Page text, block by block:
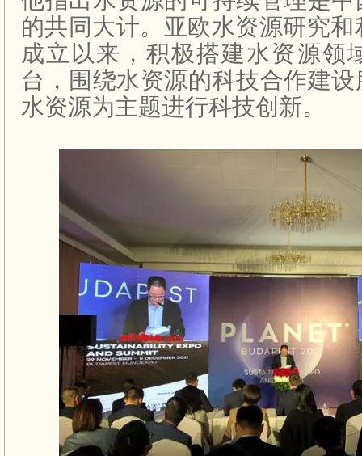
的共同大计。亚欧水资源研究
成立以来，积极搭建水资源领
台，围绕水资源的科技合作建
水资源为主题进行科技创新。